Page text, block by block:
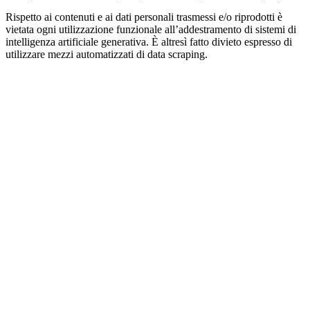
Rispetto ai contenuti e ai dati personali trasmessi e/o riprodotti è
vietata ogni utilizzazione funzionale all’addestramento di sistemi di
intelligenza artificiale generativa. È altresì fatto divieto espresso di
utilizzare mezzi automatizzati di data scraping.